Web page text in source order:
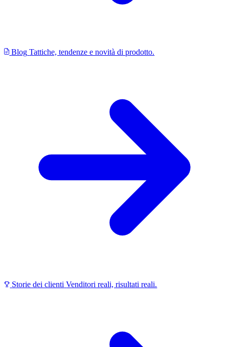
Blog Tattiche, tendenze e novità di prodotto.
Storie dei clienti Venditori reali, risultati reali.